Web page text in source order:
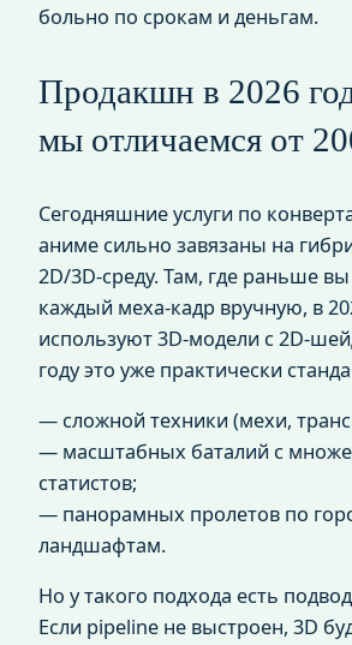
больно по срокам и деньгам.
Продакшн в 2026
мы отличаемся от
Сегодняшние услуги по
аниме сильно завязаны на
2D/3D‑среду. Там, где раньше
каждый меха‑кадр вручную, в
используют 3D‑модели с
году это уже практически
— сложной техники (мехи,
— масштабных баталий с
статистов;
— панорамных пролетов по
ландшафтам.
Но у такого подхода есть
Если pipeline не выстроен, 3D